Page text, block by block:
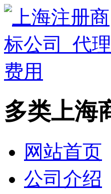
多类上海
网站首页
公司介绍